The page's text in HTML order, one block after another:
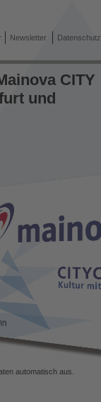
Newsletter Datenschutz
CITY
und
automatisch aus.